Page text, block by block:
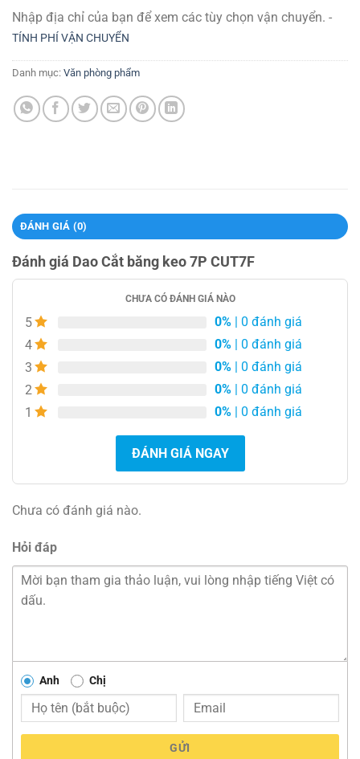
Nhập địa chỉ của bạn để xem các tùy chọn vận chuyển. -
TÍNH PHÍ VẬN CHUYỂN
Danh mục: Văn phòng phẩm
ĐÁNH GIÁ (0)
Đánh giá Dao Cắt băng keo 7P CUT7F
CHƯA CÓ ĐÁNH GIÁ NÀO
5 0% | 0 đánh giá
4
0% | 0 đánh giá
3
0% | 0 đánh giá
2
0% | 0 đánh giá
1
0% | 0 đánh giá
ĐÁNH GIÁ NGAY
Chưa có đánh giá nào.
Hỏi đáp
Anh Chị
GỬI